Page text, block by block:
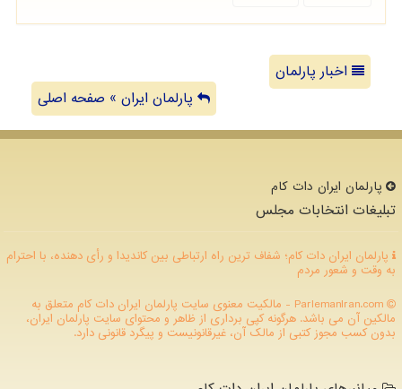
اخبار پارلمان
پارلمان ایران » صفحه اصلی
پارلمان ایران دات كام
تبلیغات انتخابات مجلس
پارلمان ایران دات کام؛ شفاف ترین راه ارتباطی بین کاندیدا و رأی دهنده، با احترام
به وقت و شعور مردم
ParlemanIran.com - مالکیت معنوی سایت پارلمان ایران دات كام متعلق به
مالکین آن می باشد. هرگونه کپی برداری از ظاهر و محتوای سایت پارلمان ایران،
بدون کسب مجوز کتبی از مالک آن، غیرقانونیست و پیگرد قانونی دارد.